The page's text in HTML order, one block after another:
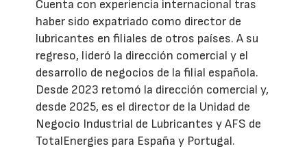
Cuenta con experiencia internacional tras
haber sido expatriado como director de
lubricantes en filiales de otros países. A su
regreso, lideró la dirección comercial y el
desarrollo de negocios de la filial española.
Desde 2023 retomó la dirección comercial y,
desde 2025, es el director de la Unidad de
Negocio Industrial de Lubricantes y AFS de
TotalEnergies para España y Portugal.